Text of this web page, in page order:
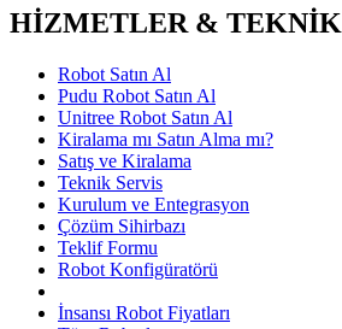
HİZMETLER & TEKNİK
Robot Satın Al
Pudu Robot Satın Al
Unitree Robot Satın Al
Kiralama mı Satın Alma mı?
Satış ve Kiralama
Teknik Servis
Kurulum ve Entegrasyon
Çözüm Sihirbazı
Teklif Formu
Robot Konfigüratörü
İnsansı Robot Fiyatları